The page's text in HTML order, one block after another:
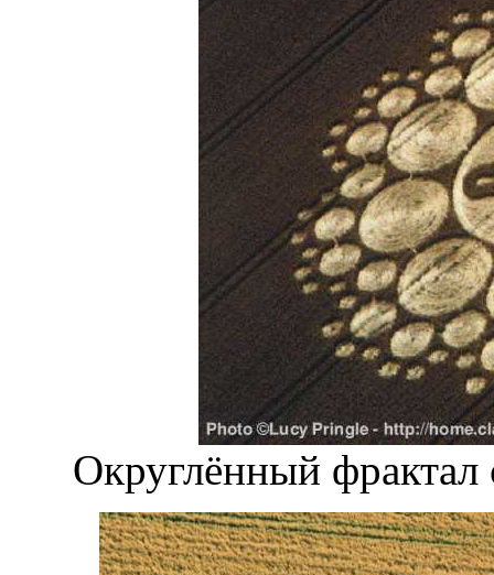
Округлённый